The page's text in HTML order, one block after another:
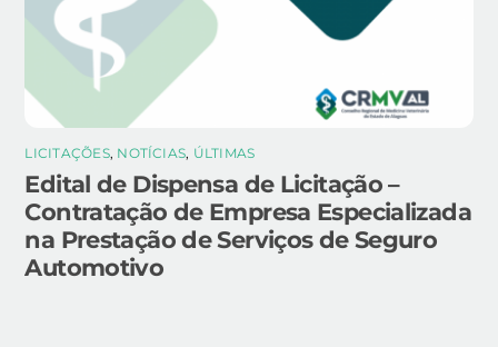
LICITAÇÕES, NOTÍCIAS, ÚLTIMAS
Edital de Dispensa de Licitação –
Contratação de Empresa Especializada
na Prestação de Serviços de Seguro
Automotivo